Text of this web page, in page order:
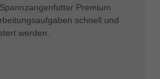
Premium
schnell und
werden.